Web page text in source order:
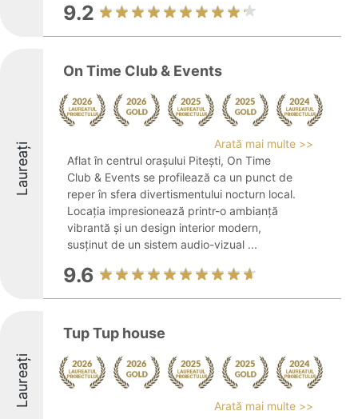
9.2
Laureați
On Time Club & Events
Arată mai multe >>
Aflat în centrul orașului Pitești, On Time
Club & Events se profilează ca un punct de
reper în sfera divertismentului nocturn local.
Locația impresionează printr-o ambianță
vibrantă și un design interior modern,
susținut de un sistem audio-vizual ...
9.6
Laureați
Tup Tup house
Arată mai multe >>